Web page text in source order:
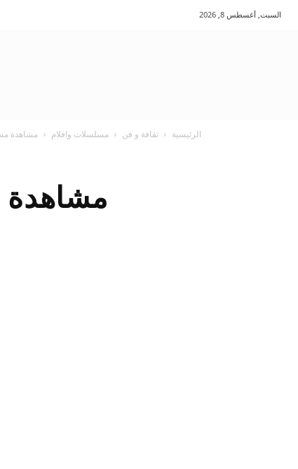
السبت, أغسطس 8, 2026
الرئيسية ثقافة و فن مسلسلات وافلام مشاهدة مسلسل